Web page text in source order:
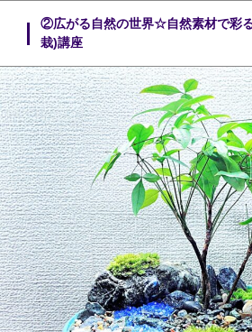
②広がる自然の世界☆自然素材で彩
栽)講座